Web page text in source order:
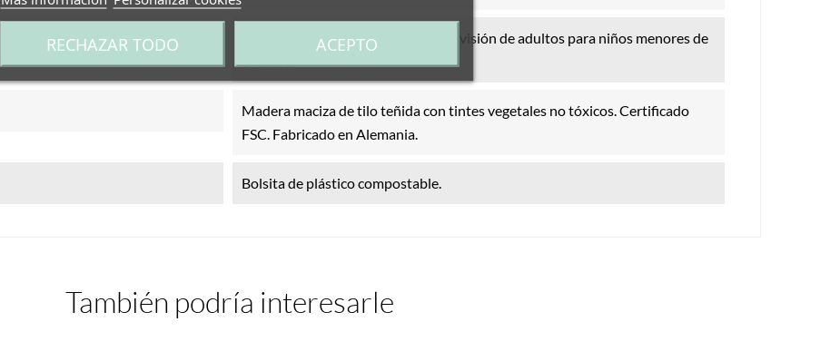
No es un juguete. Se requiere supervisión de adultos para niños menores de
14 años.
Madera maciza de tilo teñida con tintes vegetales no tóxicos. Certificado
FSC. Fabricado en Alemania.
Bolsita de plástico compostable.
También podría interesarle
RECHAZAR TODO ACEPTO